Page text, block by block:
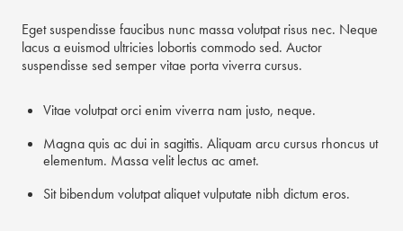
Eget suspendisse faucibus nunc massa volutpat risus nec. Neque
lacus a euismod ultricies lobortis commodo sed. Auctor
suspendisse sed semper vitae porta viverra cursus.
Vitae volutpat orci enim viverra nam justo, neque.
Magna quis ac dui in sagittis. Aliquam arcu cursus rhoncus ut
elementum. Massa velit lectus ac amet.
Sit bibendum volutpat aliquet vulputate nibh dictum eros.